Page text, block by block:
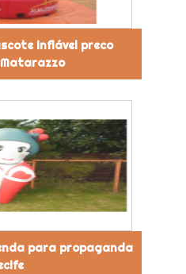
inflável preco
Matarazzo
para propaganda